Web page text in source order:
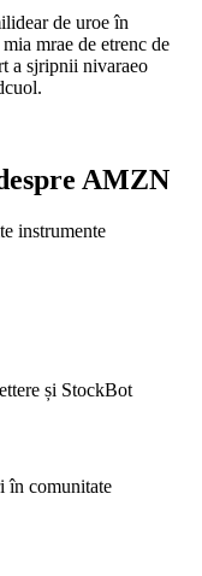
de uroe în
mrae de etrenc de
a sjripnii nivaraeo
AMZN
instrumente
și StockBot
în comunitate